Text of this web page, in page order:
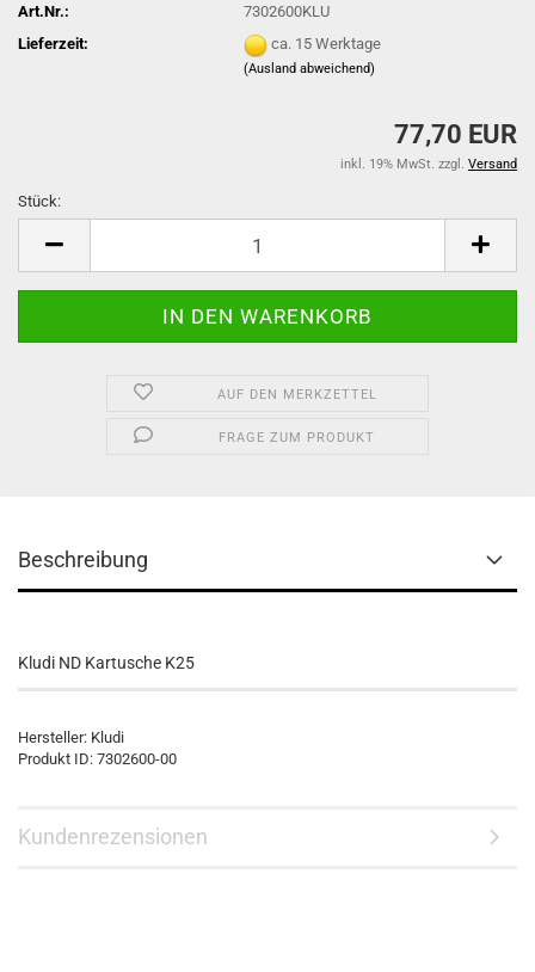
Art.Nr.:
7302600KLU
Lieferzeit:
ca. 15 Werktage
(Ausland abweichend)
77,70 EUR
inkl. 19% MwSt. zzgl. Versand
Stück:
AUF DEN MERKZETTEL
FRAGE ZUM PRODUKT
Beschreibung
Kludi ND Kartusche K25
Hersteller: Kludi
Produkt ID: 7302600-00
Kundenrezensionen